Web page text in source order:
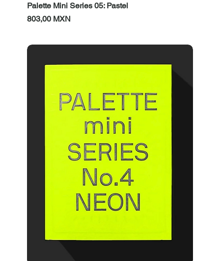
Palette Mini Series 05: Pastel
Prezzo
803,00 MXN